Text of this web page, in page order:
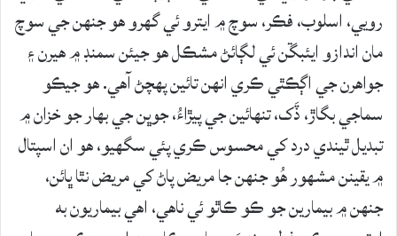
رويي، اسلوب، فڪر، سوچ ۾ ايترو ئي گهرو هو جنهن جي سوچ
مان اندازو ايئبڱن ئي لڳائڻ مشڪل هو جيئن سمنڊ ۾ هيرن ۽
جواهرن جي اڳڪٿي ڪري انهن تائين پهچڻ آهي. هو جيڪو
سماجي بگاڙ، ڏَک، تنهائين جي پيڙاءُ، جوڀن جي بهار جو خزان ۾
تبديل ٿيندي درد کي محسوس ڪري پئي سگهيو، هو ان اسپتال
۾ يقينن مشهور هُو جنهن جا مريض پاڻ کي مريض نٿا ڀائن،
جنهن ۾ بيمارين جو ڪو ڪاٿو ئي ناهي، اهي بيماريون به